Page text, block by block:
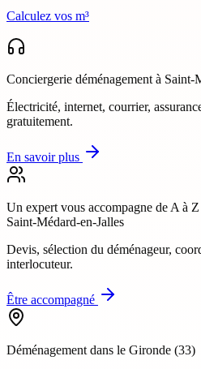
Calculez vos m³
Conciergerie déménagement à Saint-
Électricité, internet, courrier,
gratuitement.
En savoir plus
Un expert vous accompagne de A à Z
Saint-Médard-en-Jalles
Devis, sélection du déménageur,
interlocuteur.
Être accompagné
Déménagement dans le Gironde (33)